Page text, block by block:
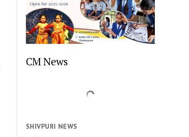
CM News
SHIVPURI NEWS